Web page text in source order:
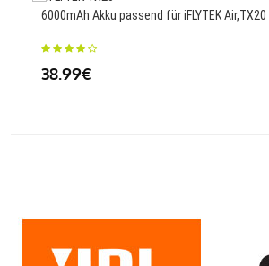
6000mAh Akku passend für iFLYTEK Air,TX20
38.99€